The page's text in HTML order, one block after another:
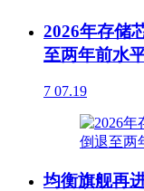
2026年存储
至两年前水
7 07.19
均衡旗舰再